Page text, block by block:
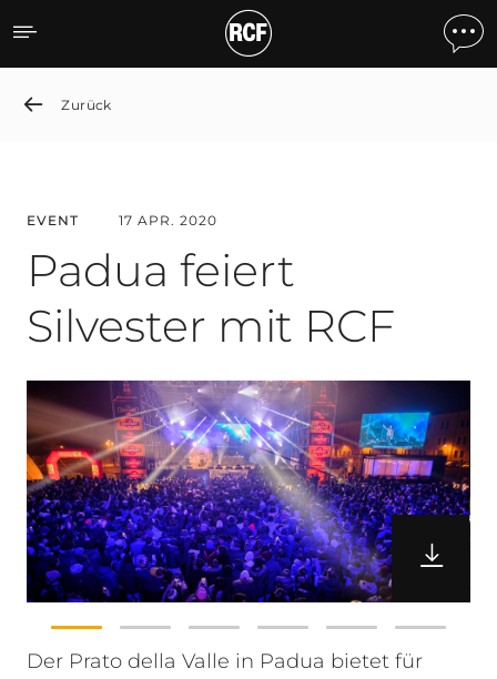
Padua Celebrates the
Zurück
EVENT 17 APR. 2020
Padua feiert
Silvester mit RCF
Der Prato della Valle in Padua bietet für